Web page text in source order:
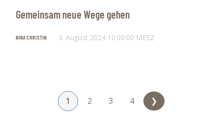
Gemeinsam neue Wege gehen
NINA CHRISTIN 3. August 2024 10:00:00 MESZ
1 2 3 4 ❯